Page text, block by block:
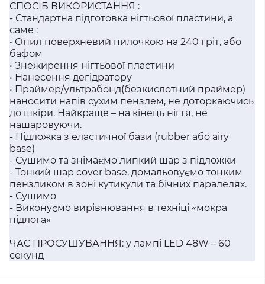
СПОСІБ ВИКОРИСТАННЯ :
- Стандартна підготовка нігтьової пластини, а
саме :
• Опил поверхневий пилочкою на 240 гріт, або
бафом
• Знежирення нігтьової пластини
• Нанесення дегідратору
• Праймер/ультрабонд(безкислотний праймер)
наносити напів сухим пензлем, не доторкаючись
до шкіри. Найкраще – на кінець нігтя, не
нашаровуючи.
- Підложка з еластичної бази (rubber або airy
base)
- Сушимо та знімаємо липкий шар з підложки
- Тонкий шар cover base, домальовуємо тонким
пензликом в зоні кутикули та бічних паралелях.
- Сушимо
- Виконуємо вирівнювання в техніці «мокра
підлога»
ЧАС ПРОСУШУВАННЯ: у лампі LED 48W – 60
секунд